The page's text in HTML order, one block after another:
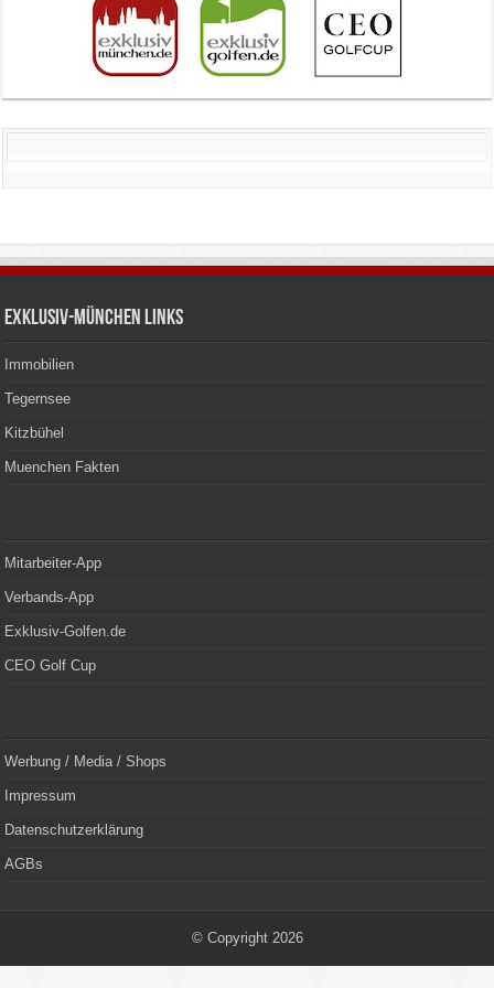
Exklusiv-München Links
Immobilien
Tegernsee
Kitzbühel
Muenchen Fakten
Mitarbeiter-App
Verbands-App
Exklusiv-Golfen.de
CEO Golf Cup
Werbung / Media / Shops
Impressum
Datenschutzerklärung
AGBs
© Copyright 2026